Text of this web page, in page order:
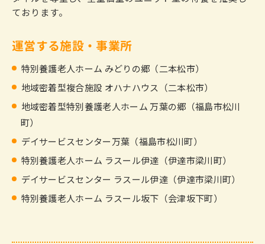
ております。
運営する施設・事業所
特別養護老人ホーム みどりの郷（二本松市）
地域密着型複合施設 オハナハウス（二本松市）
地域密着型特別養護老人ホーム 万葉の郷（福島市松川
町）
デイサービスセンター万葉（福島市松川町）
特別養護老人ホーム ラスール伊達（伊達市梁川町）
デイサービスセンター ラスール伊達（伊達市梁川町）
特別養護老人ホーム ラスール坂下（会津坂下町）